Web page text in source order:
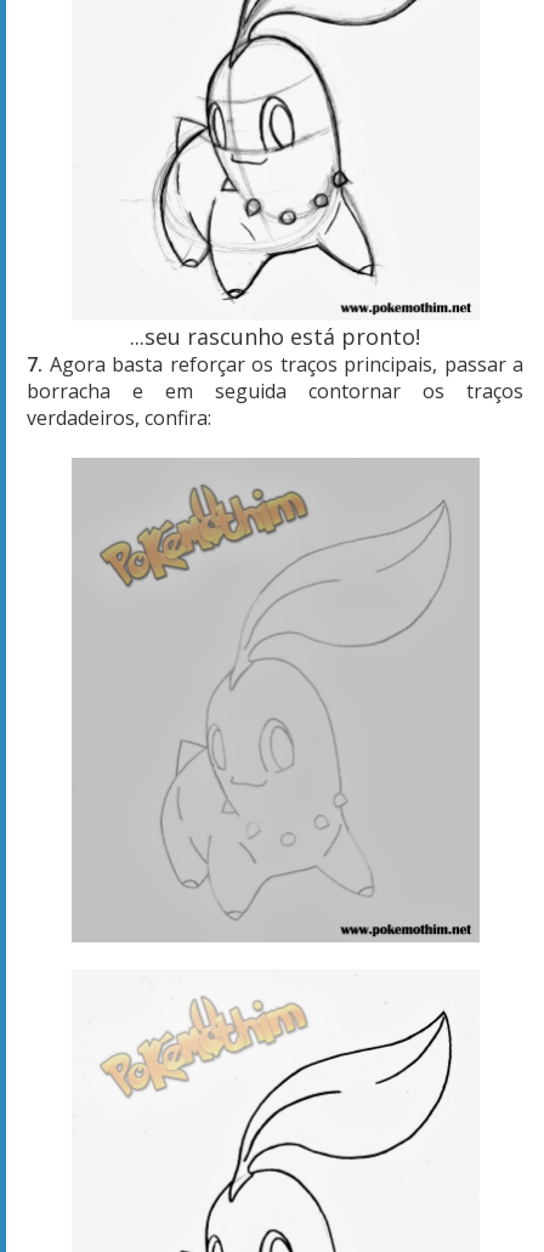
...seu rascunho está pronto!
7. Agora basta reforçar os traços principais, passar a
borracha e em seguida contornar os traços
verdadeiros, confira: